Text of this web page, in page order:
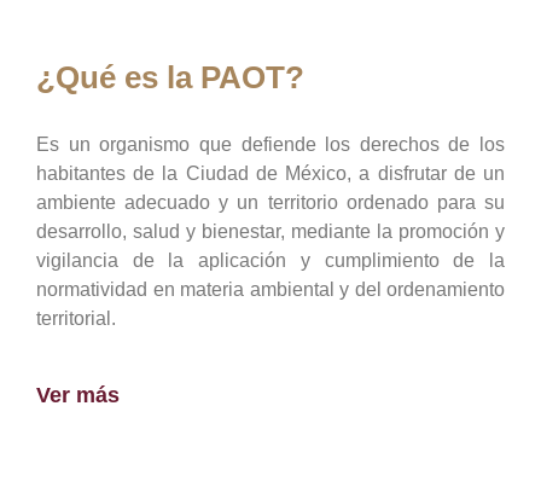
¿Qué es la PAOT?
Es un organismo que defiende los derechos de los
habitantes de la Ciudad de México, a disfrutar de un
ambiente adecuado y un territorio ordenado para su
desarrollo, salud y bienestar, mediante la promoción y
vigilancia de la aplicación y cumplimiento de la
normatividad en materia ambiental y del ordenamiento
territorial.
Ver más